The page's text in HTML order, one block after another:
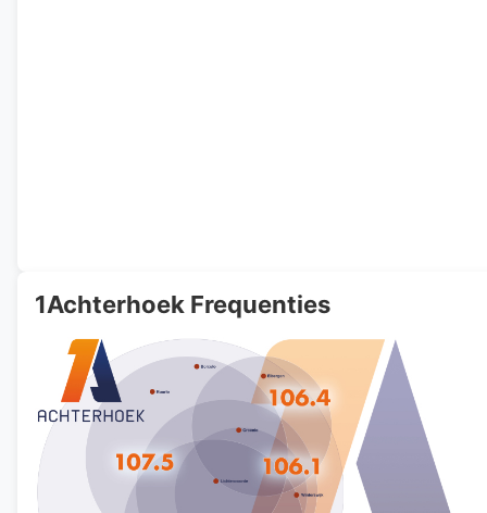
1Achterhoek Frequenties